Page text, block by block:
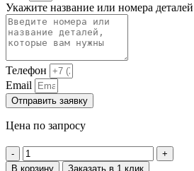
Укажите название или номера деталей
Телефон
Email
Отправить заявку
Цена по запросу
Количество
товара
В корзину Заказать в 1 клик